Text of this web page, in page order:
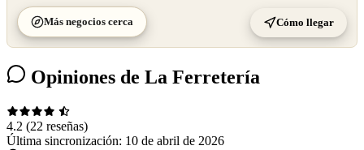
Más negocios cerca Cómo llegar
Opiniones de La Ferretería
4.2 (22 reseñas)
Última sincronización: 10 de abril de 2026